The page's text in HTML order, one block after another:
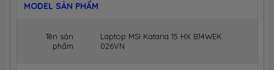
MODEL SẢN PHẨM
Tên sản
phẩm
Laptop MSI Katana 15 HX B14WEK
026VN